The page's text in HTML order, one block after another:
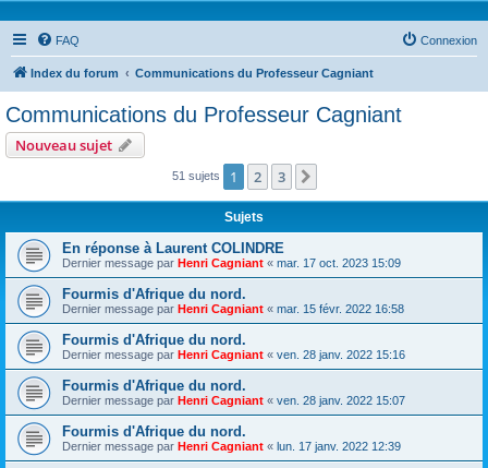
FAQ Connexion
Index du forum Communications du Professeur Cagniant
Communications du Professeur Cagniant
Nouveau sujet
51 sujets 1 2 3
Sujets
En réponse à Laurent COLINDRE
Dernier message par Henri Cagniant « mar. 17 oct. 2023 15:09
Fourmis d'Afrique du nord.
Dernier message par Henri Cagniant « mar. 15 févr. 2022 16:58
Fourmis d'Afrique du nord.
Dernier message par Henri Cagniant « ven. 28 janv. 2022 15:16
Fourmis d'Afrique du nord.
Dernier message par Henri Cagniant « ven. 28 janv. 2022 15:07
Fourmis d'Afrique du nord.
Dernier message par Henri Cagniant « lun. 17 janv. 2022 12:39